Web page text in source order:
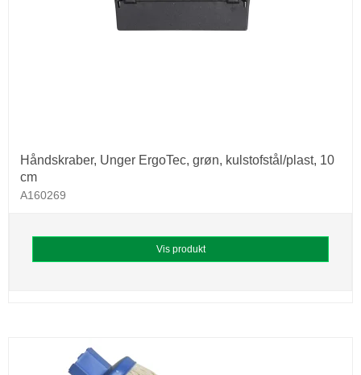
Håndskraber, Unger ErgoTec, grøn, kulstofstål/plast, 10
cm
A160269
Vis produkt